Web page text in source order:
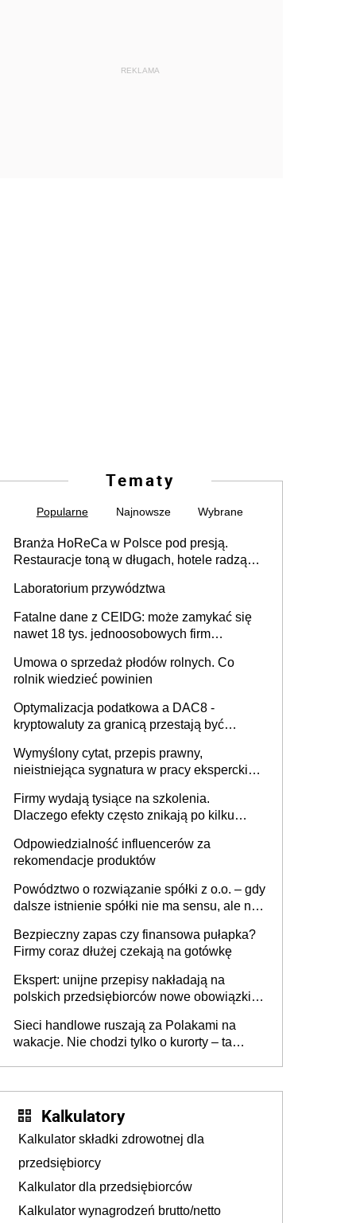
REKLAMA
Tematy
Popularne Najnowsze Wybrane
Branża HoReCa w Polsce pod presją.
Restauracje toną w długach, hotele radzą
Laboratorium przywództwa
Fatalne dane z CEIDG: może zamykać się
nawet 18 tys. jednoosobowych firm
Umowa o sprzedaż płodów rolnych. Co
rolnik wiedzieć powinien
Optymalizacja podatkowa a DAC8 -
kryptowaluty za granicą przestają być
Wymyślony cytat, przepis prawny,
nieistniejąca sygnatura w pracy eksperckiej -
firmie
Firmy wydają tysiące na szkolenia.
Dlaczego efekty często znikają po kilku
Odpowiedzialność influencerów za
rekomendacje produktów
Powództwo o rozwiązanie spółki z o.o. – gdy
dalsze istnienie spółki nie ma sensu, ale nie
Bezpieczny zapas czy finansowa pułapka?
Firmy coraz dłużej czekają na gotówkę
Ekspert: unijne przepisy nakładają na
polskich przedsiębiorców nowe obowiązki w
Sieci handlowe ruszają za Polakami na
wakacje. Nie chodzi tylko o kurorty – ta
Kalkulatory
Kalkulator składki zdrowotnej dla
przedsiębiorcy
Kalkulator dla przedsiębiorców
Kalkulator wynagrodzeń brutto/netto